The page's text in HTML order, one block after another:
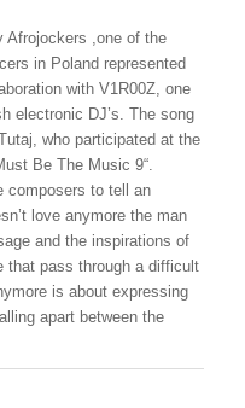
,one of the
in Poland represented
with V1R00Z, one
electronic DJ’s. The song
who participated at the
Be The Music 9“.
to tell an
love anymore the man
and the inspirations of
that pass through a difficult
is about expressing
apart between the